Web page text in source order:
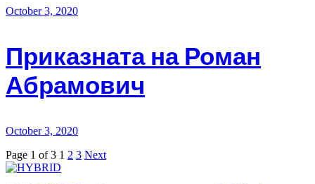
October 3, 2020
Приказната на Роман
Абрамович
October 3, 2020
Page 1 of 3 1 2 3 Next